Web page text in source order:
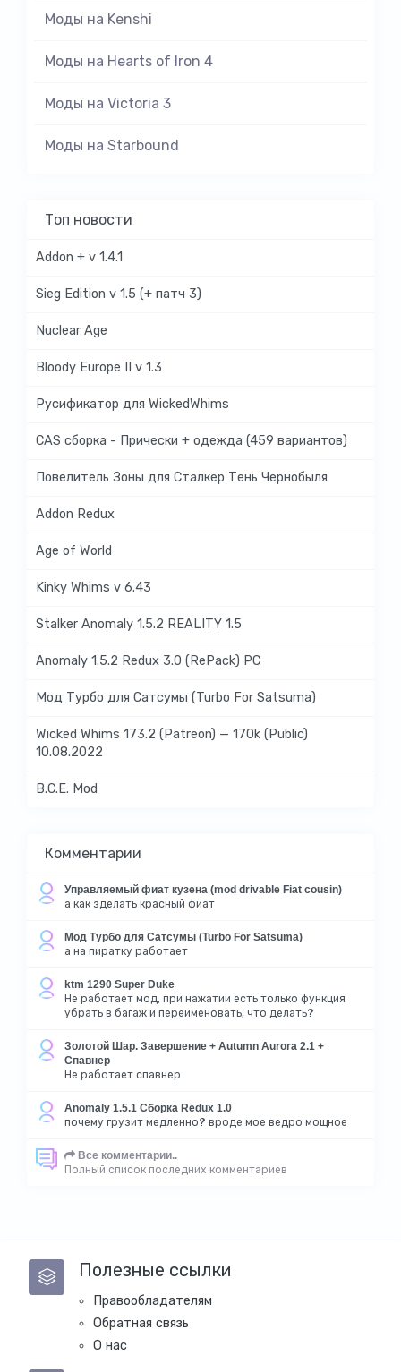
Моды на Kenshi
Моды на Hearts of Iron 4
Моды на Victoria 3
Моды на Starbound
Топ новости
Addon + v 1.4.1
Sieg Edition v 1.5 (+ патч 3)
Nuclear Age
Bloody Europe II v 1.3
Русификатор для WickedWhims
CAS сборка - Прически + одежда (459 вариантов)
Повелитель Зоны для Сталкер Тень Чернобыля
Addon Redux
Age of World
Kinky Whims v 6.43
Stalker Anomaly 1.5.2 REALITY 1.5
Anomaly 1.5.2 Redux 3.0 (RePack) PC
Мод Турбо для Сатсумы (Turbo For Satsuma)
Wicked Whims 173.2 (Patreon) — 170k (Public)
10.08.2022
B.C.E. Mod
Комментарии
Управляемый фиат кузена (mod drivable Fiat cousin)
а как зделать красный фиат
Мод Турбо для Сатсумы (Turbo For Satsuma)
а на пиратку работает
ktm 1290 Super Duke
Не работает мод, при нажатии есть только функция
убрать в багаж и переименовать, что делать?
Золотой Шар. Завершение + Autumn Aurora 2.1 +
Спавнер
Не работает спавнер
Anomaly 1.5.1 Сборка Redux 1.0
почему грузит медленно? вроде мое ведро мощное
Все комментарии..
Полный список последних комментариев
Полезные ссылки
Правообладателям
Обратная связь
О нас